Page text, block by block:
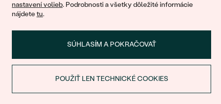
nastavení volieb. Podrobnosti a všetky dôležité informácie
nájdetetu.
SÚHLASÍM A POKRAČOVAŤ
POUŽIŤ LEN TECHNICKÉ COOKIES
© 2011 - 2026, Eppi.sk
Nákupný košíkZĽAVA NA PRVÝ NÁKUP